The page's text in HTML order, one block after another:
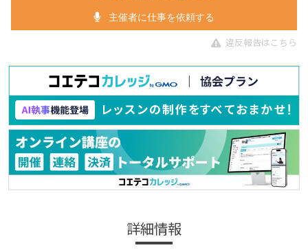
主催者に仕事を依頼する
違反報告はこちら
詳細情報